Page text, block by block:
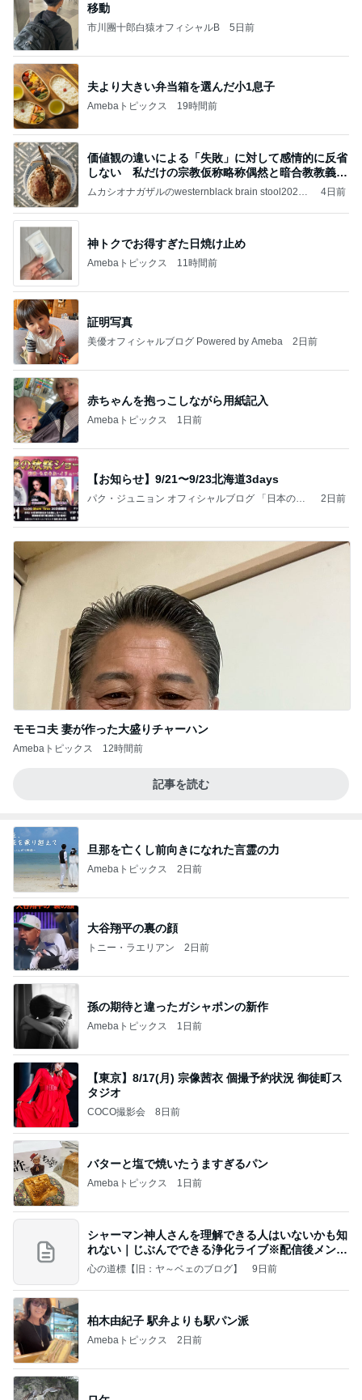
移動
市川團十郎白猿オフィシャルB 5日前
夫より大きい弁当箱を選んだ小1息子
Amebaトピックス 19時間前
価値観の違いによる「失敗」に対して感情的に反省
しない 私だけの宗教仮称略称偶然と暗合教教義候
補
ムカシオナガザルのwesternblack brain stool2024
ガザル
4日前
神トクでお得すぎた日焼け止め
Amebaトピックス 11時間前
証明写真
美優オフィシャルブログ Powered by Ameba 2日前
赤ちゃんを抱っこしながら用紙記入
Amebaトピックス 1日前
【お知らせ】9/21〜9/23北海道3days
パク・ジュニョン オフィシャルブログ 「日本の
2日前
モモコ夫 妻が作った大盛りチャーハン
Amebaトピックス 12時間前
記事を読む
旦那を亡くし前向きになれた言霊の力
Amebaトピックス 2日前
大谷翔平の裏の顔
トニー・ラエリアン 2日前
孫の期待と違ったガシャポンの新作
Amebaトピックス 1日前
【東京】8/17(月) 宗像茜衣 個撮予約状況 御徒町ス
タジオ
COCO撮影会 8日前
バターと塩で焼いたうますぎるパン
Amebaトピックス 1日前
シャーマン神人さんを理解できる人はいないかも知
れない｜じぶんでできる浄化ライブ※配信後メンバ
ー限
心の道標【旧：ヤ～ベェのブログ】 9日前
柏木由紀子 駅弁よりも駅パン派
Amebaトピックス 2日前